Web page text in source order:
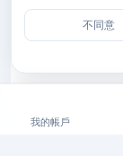
我的帳戶
不同意